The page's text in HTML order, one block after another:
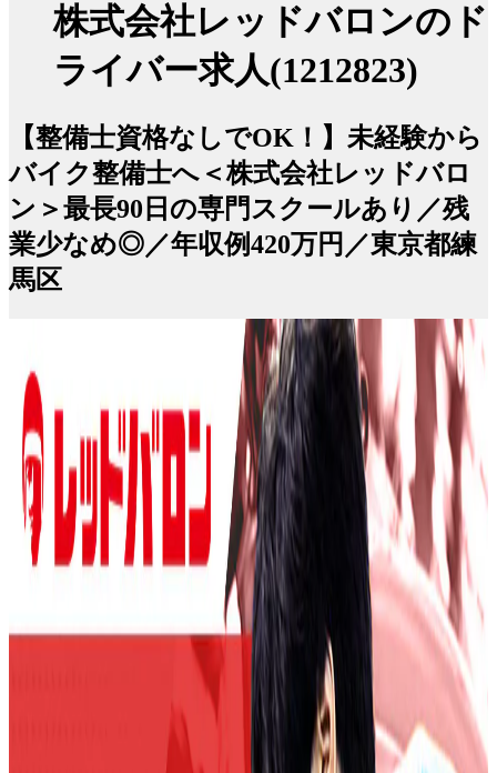
株式会社レッドバロンのド
ライバー求人(1212823)
【整備士資格なしでOK！】未経験から
バイク整備士へ＜株式会社レッドバロ
ン＞最長90日の専門スクールあり／残
業少なめ◎／年収例420万円／東京都練
馬区